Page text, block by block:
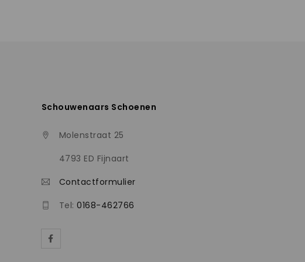
Schouwenaars Schoenen
Molenstraat 25
4793 ED Fijnaart
Contactformulier
Tel:0168-462766